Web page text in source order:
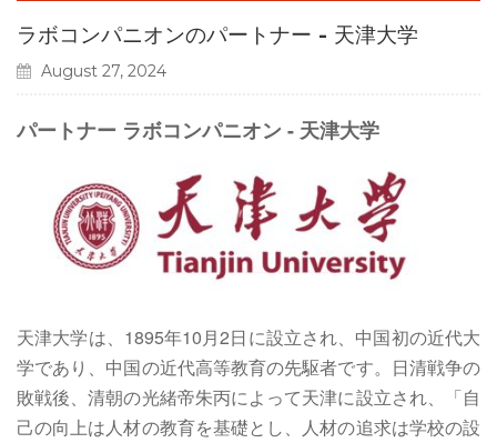
ラボコンパニオンのパートナー - 天津大学
August 27, 2024
パートナー ラボコンパニオン - 天津大学
天津大学は、1895年10月2日に設立され、中国初の近代大
学であり、中国の近代高等教育の先駆者です。日清戦争の
敗戦後、清朝の光緒帝朱丙によって天津に設立され、「自
己の向上は人材の教育を基礎とし、人材の追求は学校の設